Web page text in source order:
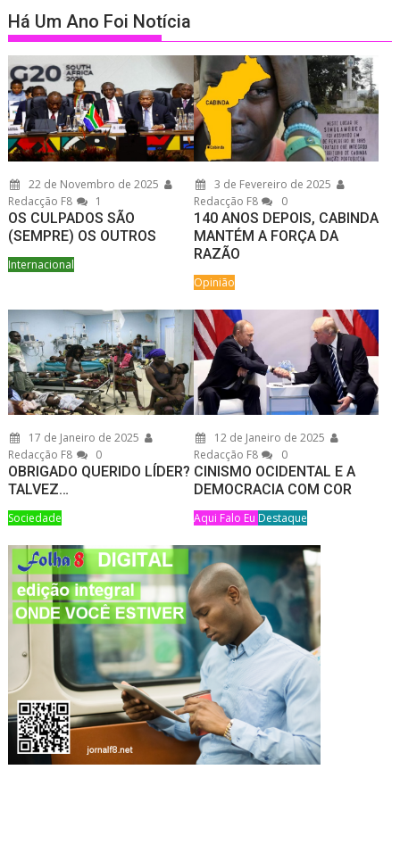
Há Um Ano Foi Notícia
22 de Novembro de 2025
Redacção F8
1
OS CULPADOS SÃO
(SEMPRE) OS OUTROS
Internacional
3 de Fevereiro de 2025
Redacção F8
0
140 ANOS DEPOIS, CABINDA
MANTÉM A FORÇA DA
RAZÃO
Opinião
17 de Janeiro de 2025
Redacção F8
0
OBRIGADO QUERIDO LÍDER?
TALVEZ…
Sociedade
12 de Janeiro de 2025
Redacção F8
0
CINISMO OCIDENTAL E A
DEMOCRACIA COM COR
Aqui Falo Eu Destaque